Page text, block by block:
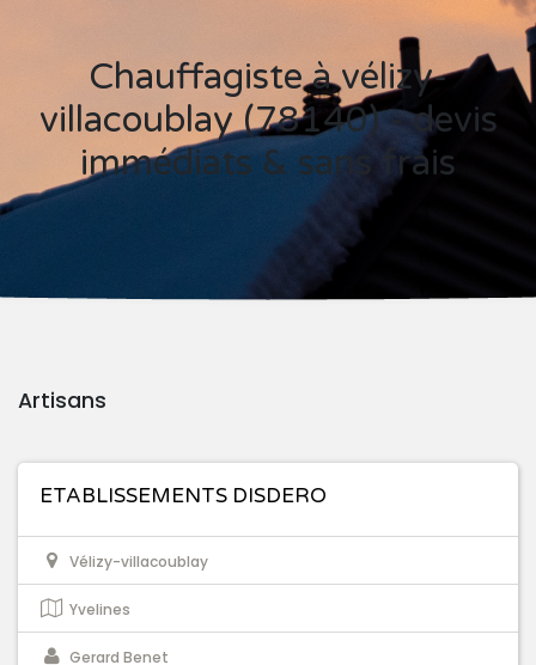
Chauffagiste à vélizy-
villacoublay (78140) - devis
immédiats & sans frais
Artisans
ETABLISSEMENTS DISDERO
Vélizy-villacoublay
Yvelines
Gerard Benet